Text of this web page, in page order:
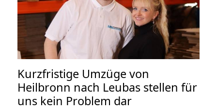
Kurzfristige Umzüge von
Heilbronn nach Leubas stellen für
uns kein Problem dar